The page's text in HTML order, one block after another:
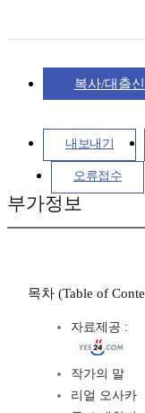
복사/대출
내보내기
오류접수
부가정보
목차 (Table of
자료제공 :
작가의 말
리얼 오사카